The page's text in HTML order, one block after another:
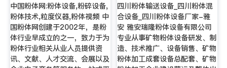
中国粉体网:粉体设备,粉碎设备,
粉体技术,粒度仪器,粉体视频 中
国粉体网创建于2002年，是粉
体行业早成立的之一，致力于为
粉体行业相关从业人员提供资
讯、文献、人才交流、会展以及
四川粉体输送设备_四川粉体混
合设备_四川粉体设备厂家-雅
安 雅安瑞隆粉体设备有限公司
专业从事矿物粉体设备研发、制
造、技术推广、设备销售、矿物
粉体加工成套设备总配套、矿物